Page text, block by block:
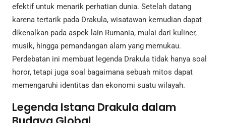
efektif untuk menarik perhatian dunia. Setelah datang
karena tertarik pada Drakula, wisatawan kemudian dapat
dikenalkan pada aspek lain Rumania, mulai dari kuliner,
musik, hingga pemandangan alam yang memukau.
Perdebatan ini membuat legenda Drakula tidak hanya soal
horor, tetapi juga soal bagaimana sebuah mitos dapat
memengaruhi identitas dan ekonomi suatu wilayah.
Legenda Istana Drakula dalam